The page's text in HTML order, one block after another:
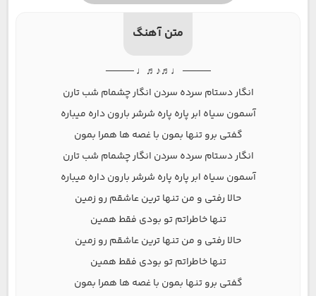
متن آهنگ
──── ♩♬♪♬♩ ────
انگار دستام سرده سردن انگار چشمام شب تارن
آسمون سیاه ابر پاره پاره شرشر بارون داره میباره
گفتی برو تنها بمون با غصه ها همرا بمون
انگار دستام سرده سردن انگار چشمام شب تارن
آسمون سیاه ابر پاره پاره شرشر بارون داره میباره
حالا رفتی و من تنها ترین عاشقم رو زمین
تنها خاطراتم تو بودی فقط همین
حالا رفتی و من تنها ترین عاشقم رو زمین
تنها خاطراتم تو بودی فقط همین
گفتی برو تنها بمون با غصه ها همرا بمون